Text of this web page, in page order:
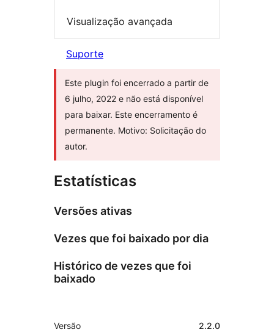
Visualização avançada
Suporte
Este plugin foi encerrado a partir de
6 julho, 2022 e não está disponível
para baixar. Este encerramento é
permanente. Motivo: Solicitação do
autor.
Estatísticas
Versões ativas
Vezes que foi baixado por dia
Histórico de vezes que foi
baixado
Meta
Versão 2.2.0